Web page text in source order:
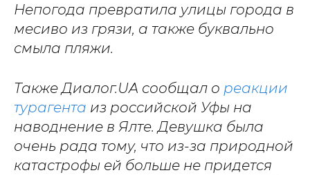
Непогода превратила улицы города в
месиво из грязи, а также буквально
смыла пляжи.
Также Диалог.UA сообщал о реакции
турагента из российской Уфы на
наводнение в Ялте. Девушка была
очень рада тому, что из-за природной
катастрофы ей больше не придется